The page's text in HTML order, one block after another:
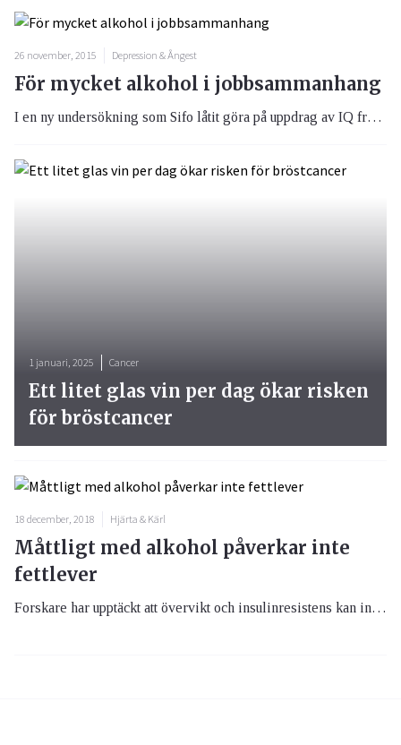
26 november, 2015 Depression & Ångest
För mycket alkohol i jobbsammanhang
I en ny undersökning som Sifo låtit göra på uppdrag av IQ framgår att nästan 7 av 10 personer tycker att det dricks för mycket alkohol på jobbrelaterade tillställningar.
1 januari, 2025 Cancer
Ett litet glas vin per dag ökar risken
för bröstcancer
18 december, 2018 Hjärta & Kärl
Måttligt med alkohol påverkar inte
fettlever
Forskare har upptäckt att övervikt och insulinresistens kan innebära en större risk för att drabbas av fettlever än alkohol.